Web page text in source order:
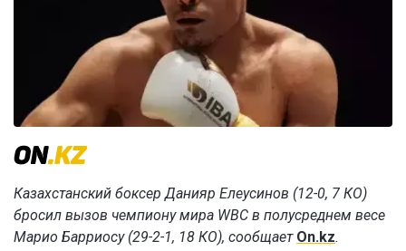
Казахстанский боксер Данияр Елеусинов (12-0, 7 КО)
бросил вызов чемпиону мира WBC в полусреднем весе
Марио Барриосу (29-2-1, 18 КО), сообщает On.kz.